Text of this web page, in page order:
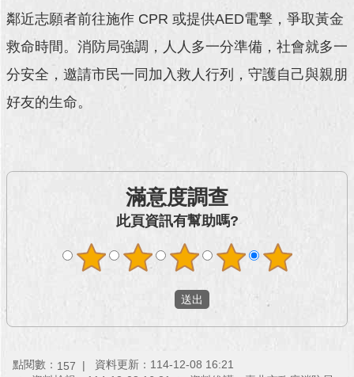
English
見
答
北
鄰近志願者前往施作 CPR 或提供AED電擊，爭取黃金
救命時間。消防局強調，人人多一分準備，社會就多一
分安全，邀請市民一同加入救人行列，守護自己與親朋
好友的生命。
滿意度調查
此頁資訊有幫助嗎?
點閱數： 157
資料更新：114-12-08 16:21